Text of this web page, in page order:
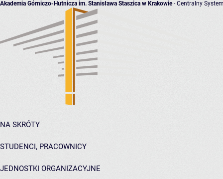
Akademia Górniczo-Hutnicza im. Stanisława Staszica w Krakowie- Centralny
NA SKRÓTY
STUDENCI, PRACOWNICY
JEDNOSTKI ORGANIZACYJNE